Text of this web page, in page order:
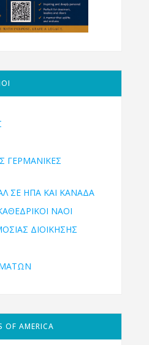
ΓΕΡΜΑΝΙΚΕΣ
ΣΕ ΗΠΑ ΚΑΙ ΚΑΝΑΔΑ
ΝΑΟΊ
ΔΙΟΊΚΗΣΗΣ
OF AMERICA